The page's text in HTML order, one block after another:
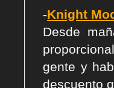
-Knight
Desde
gente y
descuento